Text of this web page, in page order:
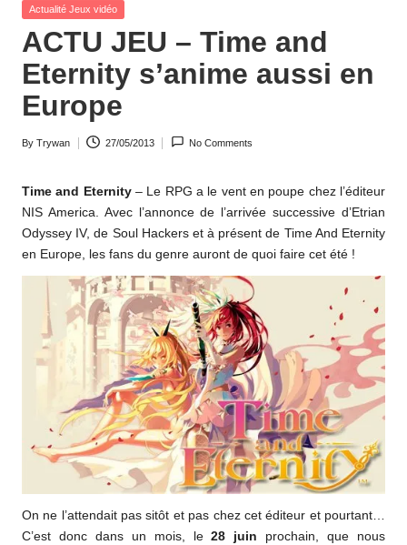
d
P
la
y.
c
m
Posted
Actualité Jeux vidéo
ACTU JEU – Time and
Eternity s’anime aussi en
Europe
Posted
By Trywan 27/05/2013 No Comments
Time and Eternity– Le RPG a le vent en poupe chez l’éditeur
NIS America. Avec l’annonce de l’arrivée successive d’Etrian
Odyssey IV, de Soul Hackers et à présent de Time And Eternity
en Europe, les fans du genre auront de quoi faire cet été !
On ne l’attendait pas sitôt et pas chez cet éditeur et pourtant…
C’est donc dans un mois, le28 juin prochain, que nous